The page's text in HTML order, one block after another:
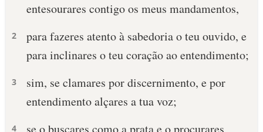
entesourares contigo os meus mandamentos,
2
para fazeres atento à sabedoria o teu ouvido, e
para inclinares o teu coração ao entendimento;
3
sim, se clamares por discernimento, e por
entendimento alçares a tua voz;
4
se o buscares como a prata e o procurares